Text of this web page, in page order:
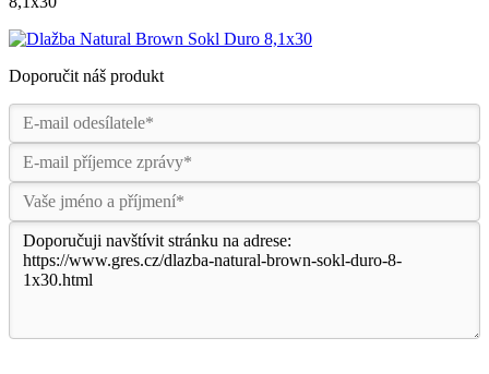
Doporučit náš produkt